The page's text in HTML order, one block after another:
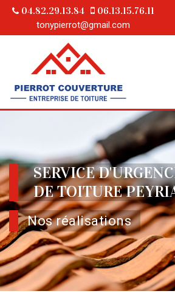
04.82.29.13.84 06.13.15.76.11
tonypierrot@gmail.com
SERVICE
DE TOITURE
Nos réalisations